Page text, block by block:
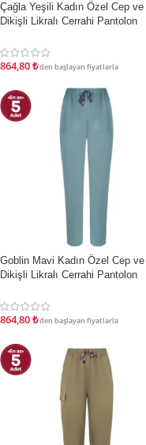
İNDIRIM
Çağla Yeşili Kadın Özel Cep ve
Dikişli Likralı Cerrahi Pantolon
864,80₺'den başlayan fiyatlarla
İNDIRIM
Goblin Mavi Kadın Özel Cep ve
Dikişli Likralı Cerrahi Pantolon
864,80₺'den başlayan fiyatlarla